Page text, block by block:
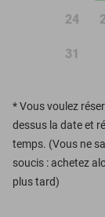
24
31
*Vous voulez
dessus la date et
temps. (Vous ne
soucis : achetez
plus tard)